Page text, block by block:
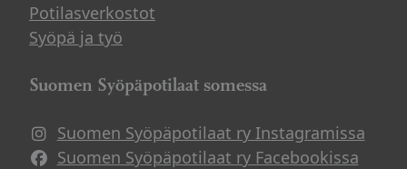
Potilasverkostot
Syöpä ja työ
Suomen Syöpäpotilaat somessa
Suomen Syöpäpotilaat ry Instagramissa
Suomen Syöpäpotilaat ry Facebookissa